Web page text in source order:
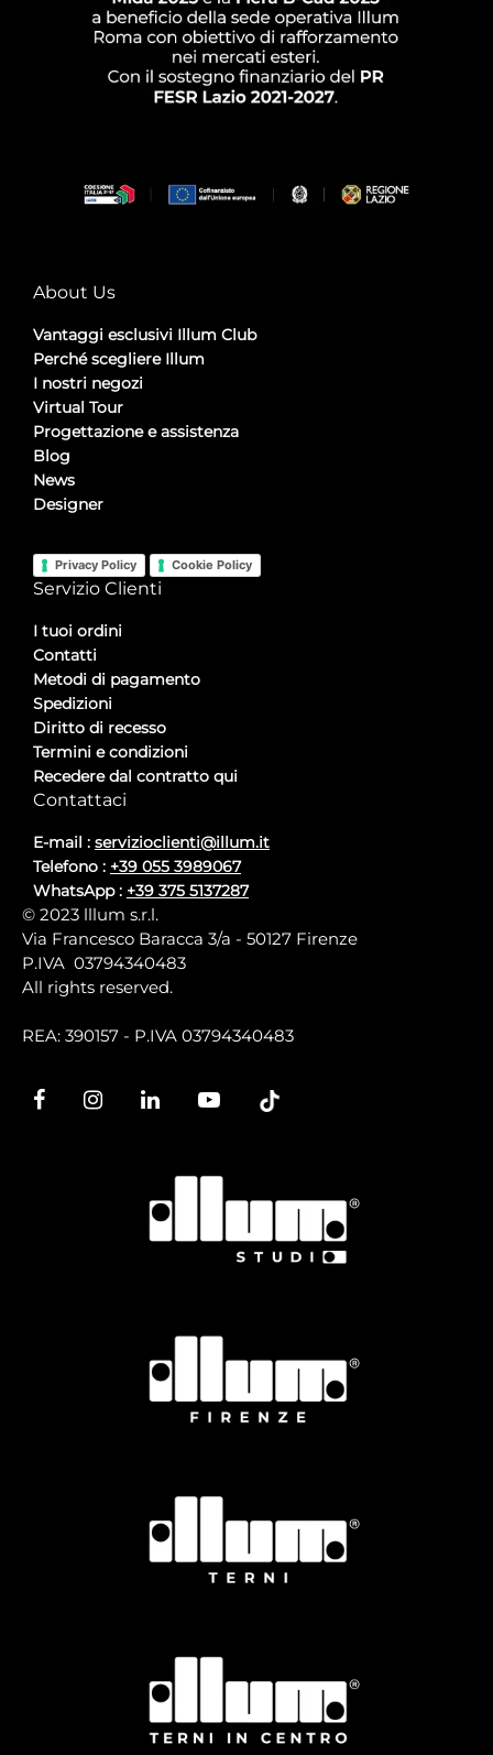
About Us
Vantaggi esclusivi Illum Club
Perché scegliere Illum
I nostri negozi
Virtual Tour
Progettazione e assistenza
Blog
News
Designer
Privacy Policy Cookie Policy
Servizio Clienti
I tuoi ordini
Contatti
Metodi di pagamento
Spedizioni
Diritto di recesso
Termini e condizioni
Recedere dal contratto qui
Contattaci
E-mail : servizioclienti@illum.it
Telefono : +39 055 3989067
WhatsApp : +39 375 5137287
© 2023 lllum s.r.l.
Via Francesco Baracca 3/a - 50127 Firenze
P.IVA 03794340483
All rights reserved.
REA: 390157 - P.IVA 03794340483